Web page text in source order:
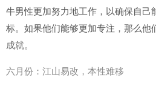
牛男性更加努力地工作，以确保自己
标。如果他们能够更加专注，那么他
成就。
六月份：江山易改，本性难移